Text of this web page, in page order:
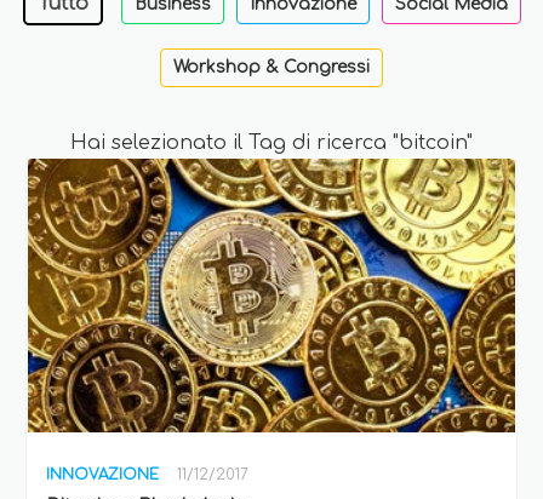
Business Innovazione Social Media
Workshop & Congressi
Hai selezionato il Tag di ricerca "bitcoin"
INNOVAZIONE 11/12/2017